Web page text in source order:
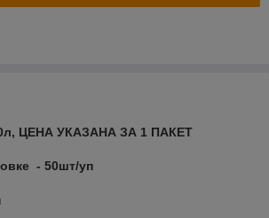
ЦЕНА УКАЗАНА ЗА 1 ПАКЕТ
- 50шт/уп